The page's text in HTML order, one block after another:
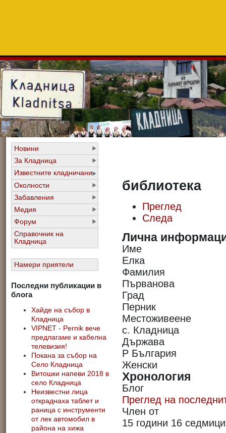
Новини
За Кладница
Известните кладничани
Околности
Забавления
Медия
Форум
Справочник на
Кладница
Намери приятели
Последни публикации в
блога
Хайде на събор в
Кладница
VIPNET - Pernik вече
предлагаме и кабелна
телевизия!
Покана за събор на
Село Кладница
Витошки напеви 2018 в
село Кладница
Неизвестни лица
откраднаха таблет и
раница с инструменти
от лек автомобил в
района на хижа
библиотека
Преглед
Следа
Лична
Име
Елка
Фамилия
Първанова
Град
Перник
Местоживеене
с. Кладница
Държава
Р България
Женски
Хронология
Блог
Преглед на
Член от
15 години 16 седмици